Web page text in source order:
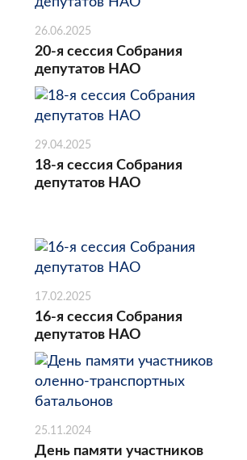
26.06.2025
20-я сессия Собрания
депутатов НАО
29.04.2025
18-я сессия Собрания
депутатов НАО
17.02.2025
16-я сессия Собрания
депутатов НАО
25.11.2024
День памяти участников